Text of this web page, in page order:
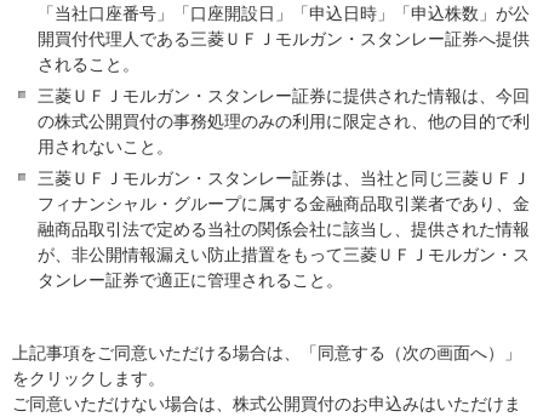
「当社口座番号」「口座開設日」「申込日時」「申込株数」が公
開買付代理人である三菱ＵＦＪモルガン・スタンレー証券へ提供
されること。
三菱ＵＦＪモルガン・スタンレー証券に提供された情報は、今回
の株式公開買付の事務処理のみの利用に限定され、他の目的で利
用されないこと。
三菱ＵＦＪモルガン・スタンレー証券は、当社と同じ三菱ＵＦＪ
フィナンシャル・グループに属する金融商品取引業者であり、金
融商品取引法で定める当社の関係会社に該当し、提供された情報
が、非公開情報漏えい防止措置をもって三菱ＵＦＪモルガン・ス
タンレー証券で適正に管理されること。
上記事項をご同意いただける場合は、「同意する（次の画面へ）」
をクリックします。
ご同意いただけない場合は、株式公開買付のお申込みはいただけま